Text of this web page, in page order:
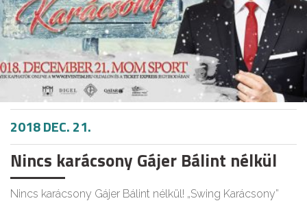
2018 DEC. 21.
Nincs karácsony Gájer Bálint nélkül
Nincs karácsony Gájer Bálint nélkül! „Swing Karácsony”